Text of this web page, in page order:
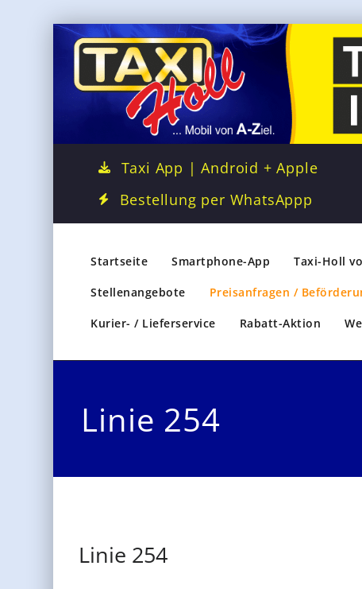
Taxi App | Android + Apple
Bestellung per WhatsAppp
Startseite Smartphone-App Taxi-Holl
Stellenangebote Preisanfragen /
Kurier- / Lieferservice Rabatt-Aktion
Linie 254
Linie 254